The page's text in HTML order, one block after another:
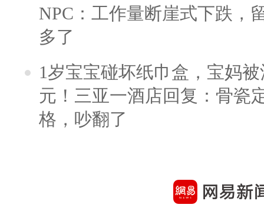
NPC：工作量断崖式下跌，
多了
1岁宝宝碰坏纸巾盒，宝妈
元！三亚一酒店回复：骨瓷
格，吵翻了